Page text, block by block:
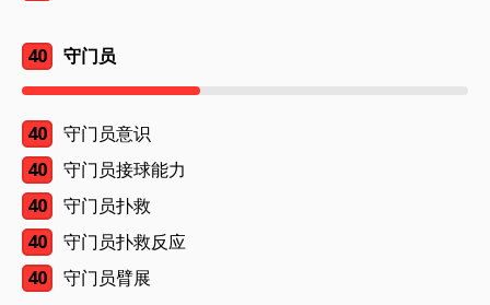
40 守门员
40
守门员意识
40
守门员接球能力
40
守门员扑救
40
守门员扑救反应
40
守门员臂展